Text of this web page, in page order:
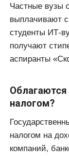
Частные вузы
выплачивают
студенты ИТ-
получают
аспиранты
налогом?
налогом на
компаний,